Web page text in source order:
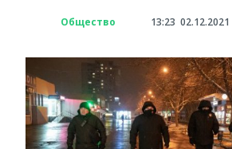
Общество 13:23 02.12.2021